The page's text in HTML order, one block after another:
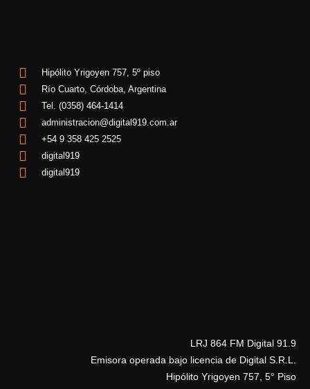
Hipólito Yrigoyen 757, 5º piso
Río Cuarto, Córdoba, Argentina
Tel. (0358) 464-1414
administracion@digital919.com.ar
+54 9 358 425 2525
digital919
digital919
LRJ 864 FM Digital 91.9
Emisora operada bajo licencia de Digital S.R.L.
Hipólito Yrigoyen 757, 5° Piso